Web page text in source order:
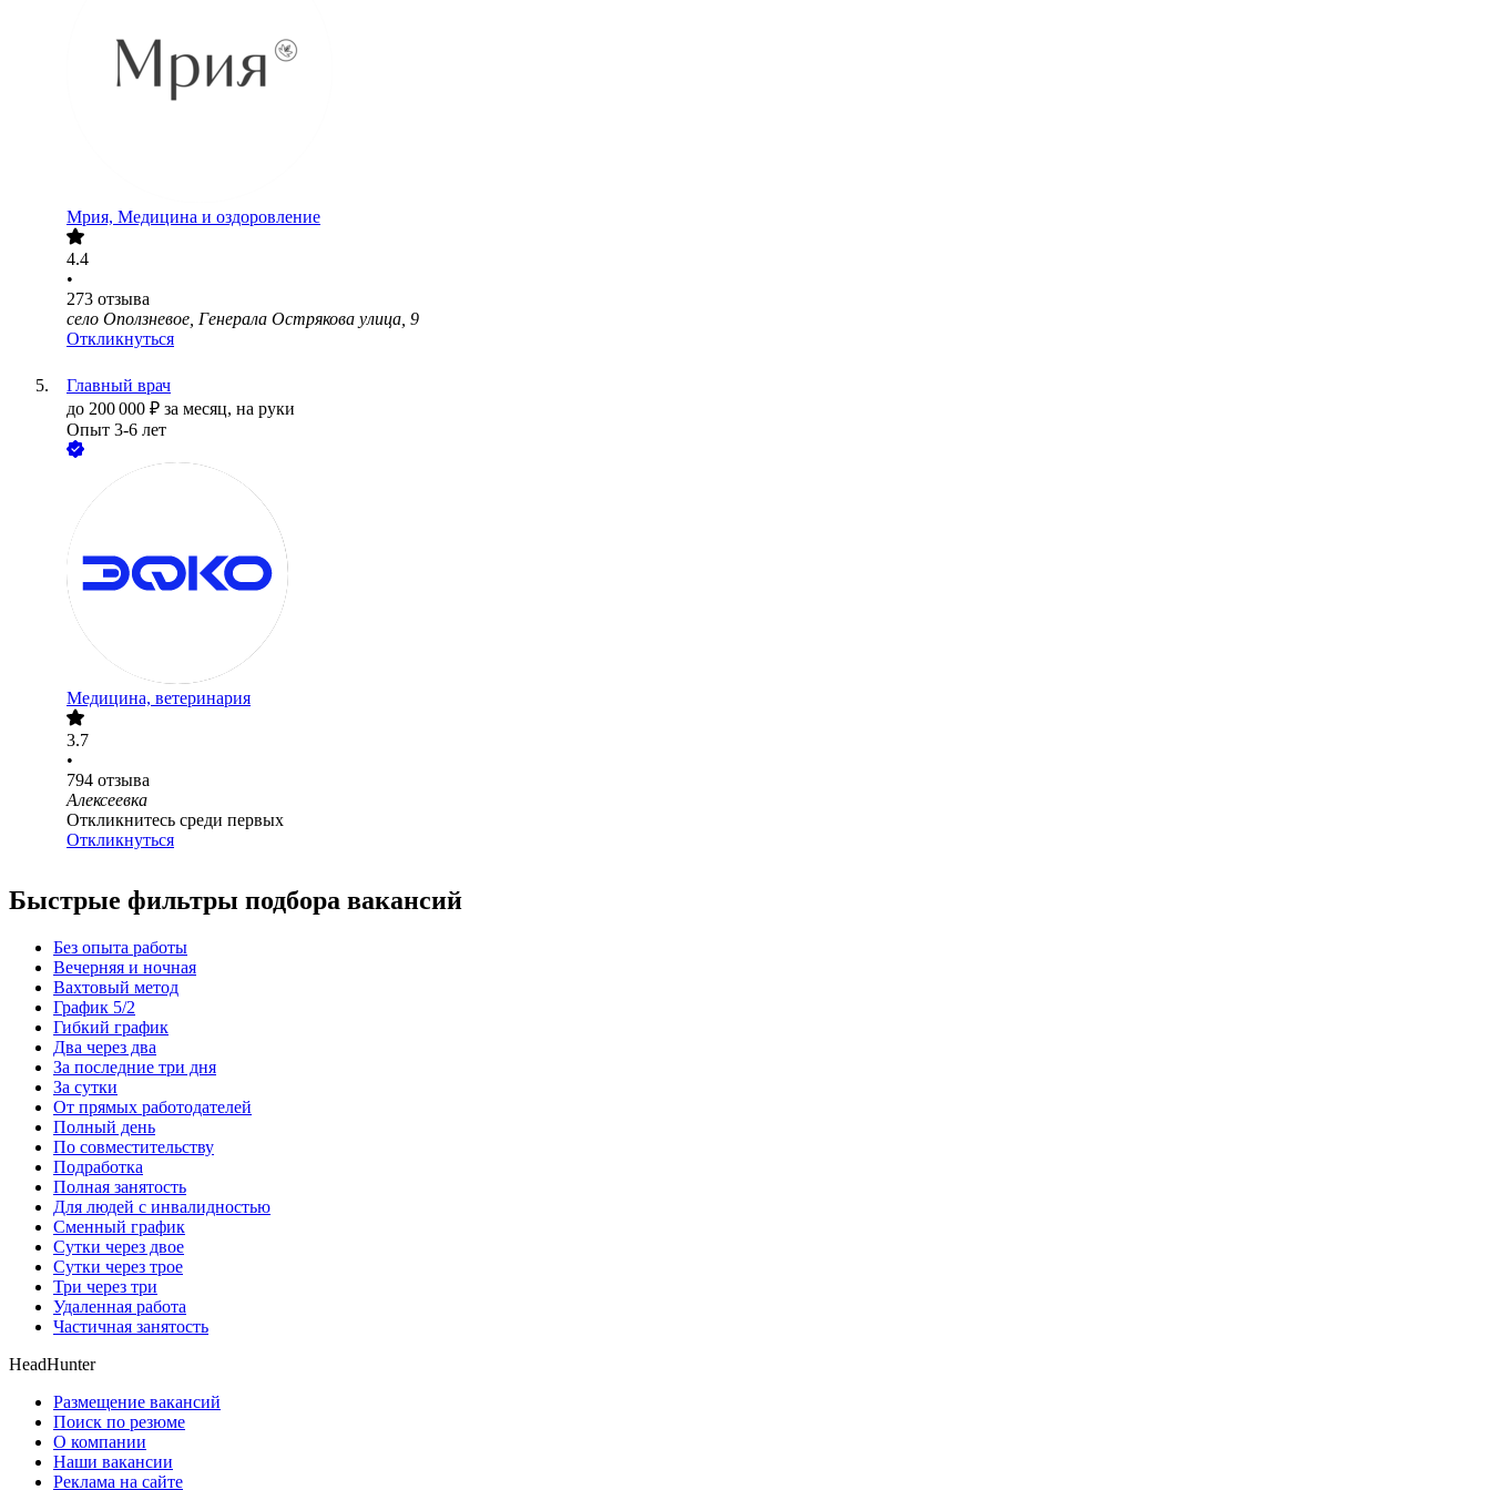
Мрия, Медицина и оздоровление
4.4
•
273 отзыва
село Оползневое, Генерала Острякова улица, 9
Откликнуться
Главный врач
до 200 000 ₽ за месяц, на руки
Опыт 3-6 лет
Медицина, ветеринария
3.7
•
794 отзыва
Алексеевка
Откликнитесь среди первых
Откликнуться
Быстрые фильтры подбора вакансий
Без опыта работы
Вечерняя и ночная
Вахтовый метод
График 5/2
Гибкий график
Два через два
За последние три дня
За сутки
От прямых работодателей
Полный день
По совместительству
Подработка
Полная занятость
Для людей с инвалидностью
Сменный график
Сутки через двое
Сутки через трое
Три через три
Удаленная работа
Частичная занятость
HeadHunter
Размещение вакансий
Поиск по резюме
О компании
Наши вакансии
Реклама на сайте